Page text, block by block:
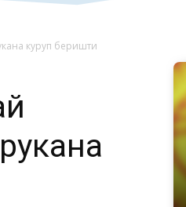
куруп беришти